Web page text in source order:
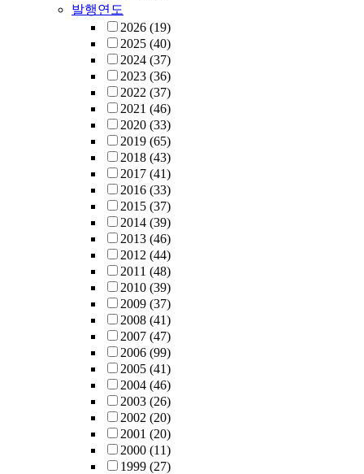
발행연도
2026 (19)
2025 (40)
2024 (37)
2023 (36)
2022 (37)
2021 (46)
2020 (33)
2019 (65)
2018 (43)
2017 (41)
2016 (33)
2015 (37)
2014 (39)
2013 (46)
2012 (44)
2011 (48)
2010 (39)
2009 (37)
2008 (41)
2007 (47)
2006 (99)
2005 (41)
2004 (46)
2003 (26)
2002 (20)
2001 (20)
2000 (11)
1999 (27)